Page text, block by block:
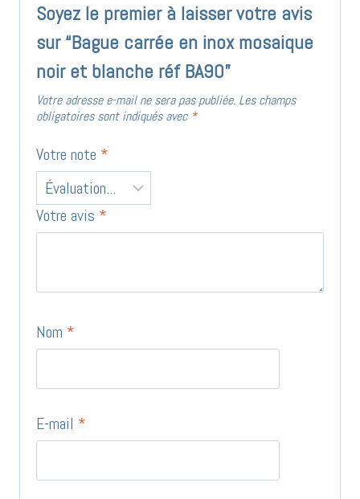
Soyez le premier à laisser votre avis
sur “Bague carrée en inox mosaique
noir et blanche réf BA90”
Votre adresse e-mail ne sera pas publiée. Les champs
obligatoires sont indiqués avec *
Votre note *
Votre avis *
Nom *
E-mail *